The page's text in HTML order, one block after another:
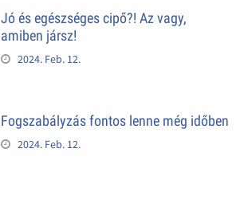
Jó és egészséges cipő?! Az vagy,
amiben jársz!
2024. Feb. 12.
Fogszabályzás fontos lenne még időben
2024. Feb. 12.